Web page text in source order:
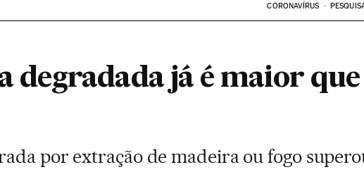
CORONAVÍRUS
degradada já é maior que
por extração de madeira ou fogo